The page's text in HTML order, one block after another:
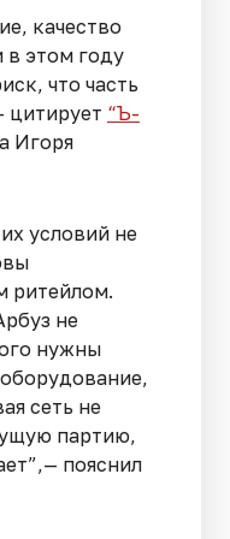
качество
в этом году
что часть
цитирует “Ъ-
Игоря
условий не
ритейлом.
не
нужны
сеть не
партию,
пояснил